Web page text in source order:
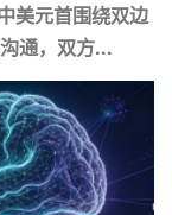
美元首围绕双边
通，双方...